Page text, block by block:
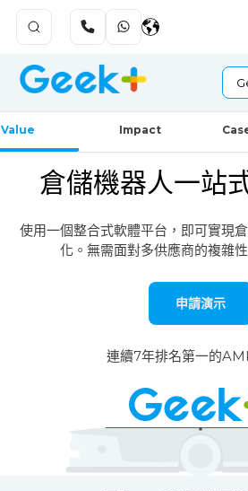
Value ImpactGeekplus goes
倉儲機器人一站
使用一個整合式軟體平台，即可實現
化。 無需面對多供應商的複雜
申請演示
連續7年排名第一的